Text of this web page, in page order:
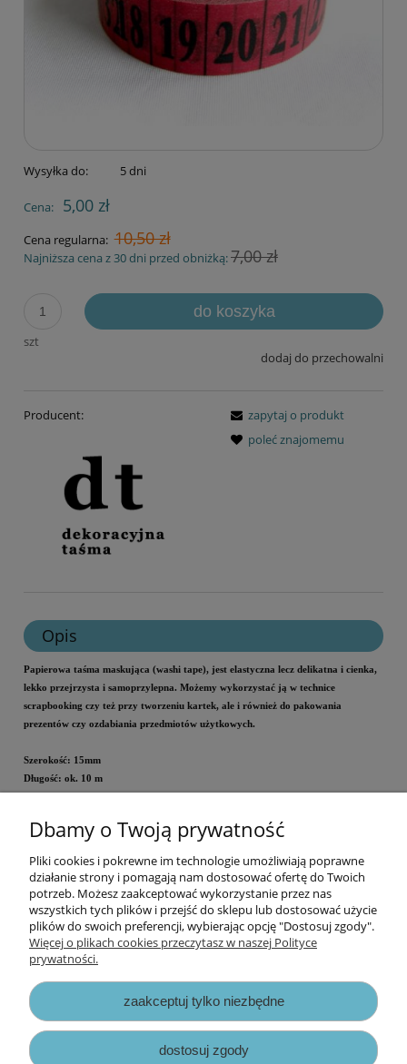
Wysyłka do: 5 dni
Cena: 5,00 zł
Cena regularna: 10,50 zł
Najniższa cena z 30 dni przed obniżką:7,00 zł
szt
do koszyka
dodaj do przechowalni
Producent:
zapytaj o produkt
poleć znajomemu
Opis
Papierowa taśma maskująca (washi tape), jest elastyczna lecz delikatna i cienka,
lekko przejrzysta i samoprzylepna. Możemy wykorzystać ją w technice
scrapbooking czy też przy tworzeniu kartek, ale i również do pakowania
prezentów czy ozdabiania przedmiotów użytkowych.
Szerokość: 15mm
Długość: ok. 10 m
Cena za rolkę.
Informacje
Opłaty i koszty dostawy
Zapisy prawne
Dbamy o Twoją prywatność
Pliki cookies i pokrewne im technologie umożliwiają poprawne
działanie strony i pomagają nam dostosować ofertę do Twoich
potrzeb. Możesz zaakceptować wykorzystanie przez nas
wszystkich tych plików i przejść do sklepu lub dostosować użycie
plików do swoich preferencji, wybierając opcję "Dostosuj zgody".
Więcej o plikach cookies przeczytasz w naszej Polityce
prywatności.
zaakceptuj tylko niezbędne
dostosuj zgody